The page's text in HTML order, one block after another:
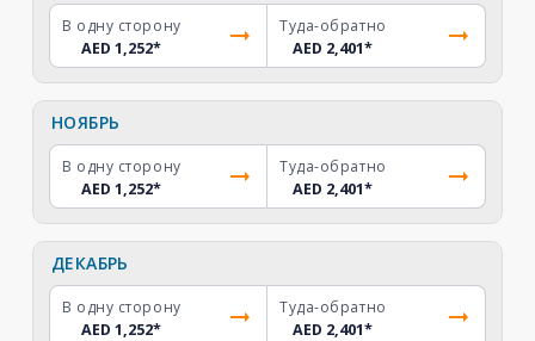
В одну сторону
AED 1,252*
Туда-обратно
AED 2,401*
НОЯБРЬ
В одну сторону
AED 1,252*
Туда-обратно
AED 2,401*
ДЕКАБРЬ
В одну сторону
AED 1,252*
Туда-обратно
AED 2,401*